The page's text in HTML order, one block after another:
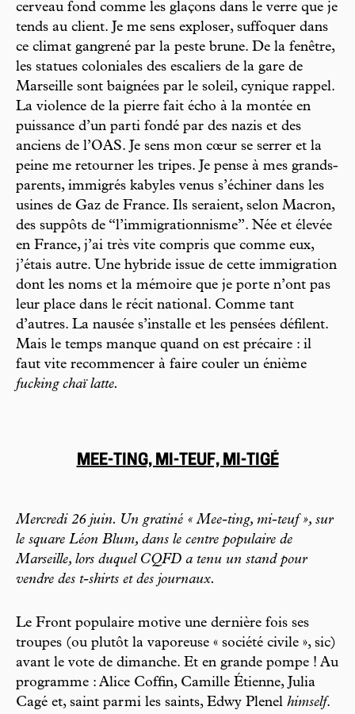
cerveau fond comme les glaçons dans le verre que je
tends au client. Je me sens exploser, suffoquer dans
ce climat gangrené par la peste brune. De la fenêtre,
les statues coloniales des escaliers de la gare de
Marseille sont baignées par le soleil, cynique rappel.
La violence de la pierre fait écho à la montée en
puissance d’un parti fondé par des nazis et des
anciens de l’OAS. Je sens mon cœur se serrer et la
peine me retourner les tripes. Je pense à mes grands-
parents, immigrés kabyles venus s’échiner dans les
usines de Gaz de France. Ils seraient, selon Macron,
des suppôts de “l’immigrationnisme”. Née et élevée
en France, j’ai très vite compris que comme eux,
j’étais autre. Une hybride issue de cette immigration
dont les noms et la mémoire que je porte n’ont pas
leur place dans le récit national. Comme tant
d’autres. La nausée s’installe et les pensées défilent.
Mais le temps manque quand on est précaire : il
faut vite recommencer à faire couler un énième
fucking chaï latte.
MEE-TING, MI-TEUF, MI-TIGÉ
Mercredi 26 juin. Un gratiné « Mee-ting, mi-teuf », sur
le square Léon Blum, dans le centre populaire de
Marseille, lors duquel CQFD a tenu un stand pour
vendre des t-shirts et des journaux.
Le Front populaire motive une dernière fois ses
troupes (ou plutôt la vaporeuse « société civile », sic)
avant le vote de dimanche. Et en grande pompe ! Au
programme : Alice Coffin, Camille Étienne, Julia
Cagé et, saint parmi les saints, Edwy Plenel himself.